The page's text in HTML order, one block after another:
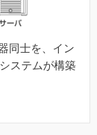
同士を、イン
ステムが構築